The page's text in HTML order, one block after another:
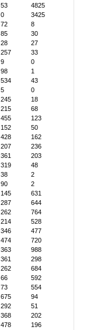
53
4825
0
3425
72
8
85
30
28
27
257
33
9
0
98
1
534
43
5
0
245
18
215
68
455
123
152
50
428
162
207
236
361
203
319
48
38
2
90
2
145
631
287
644
262
764
214
528
346
477
474
720
363
988
361
298
262
684
66
592
73
554
675
94
292
51
368
202
478
196